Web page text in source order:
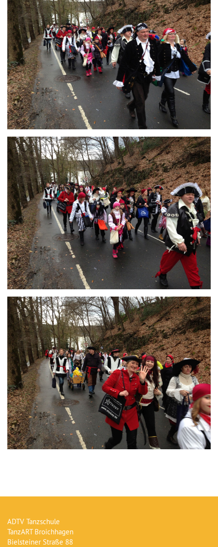
ADTV Tanzschule
TanzART Broichhagen
Bielsteiner Straße 88